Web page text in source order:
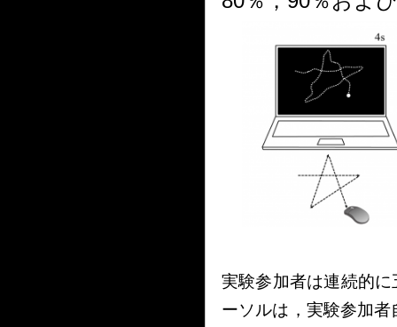
実験参加者は連続的
ーソルは，実験参加